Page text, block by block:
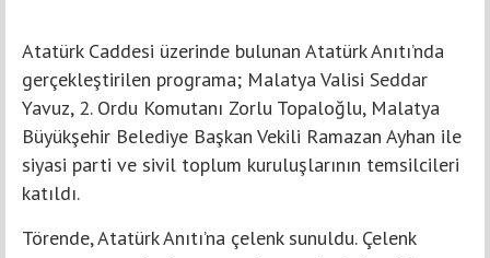
Atatürk Caddesi üzerinde bulunan Atatürk Anıtı’nda
gerçekleştirilen programa; Malatya Valisi Seddar
Yavuz, 2. Ordu Komutanı Zorlu Topaloğlu, Malatya
Büyükşehir Belediye Başkan Vekili Ramazan Ayhan ile
siyasi parti ve sivil toplum kuruluşlarının temsilcileri
katıldı.
Törende, Atatürk Anıtı’na çelenk sunuldu. Çelenk